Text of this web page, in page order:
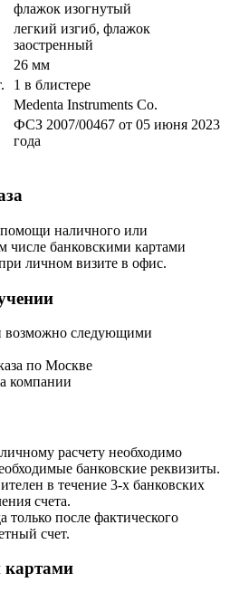
флажок изогнутый
легкий изгиб, флажок
заостренный
26 мм
1 в блистере
Medenta Instruments Co.
ФСЗ 2007/00467 от 05 июня 2023
года
наличного или
числе банковскими картами
личном визите в офис.
возможно следующими
по Москве
компании
расчету необходимо
банковские реквизиты.
в течение 3-х банковских
cчета.
только после фактического
счет.
картами